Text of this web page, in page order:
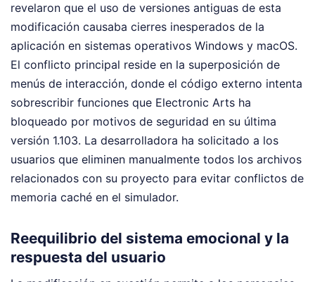
revelaron que el uso de versiones antiguas de esta
modificación causaba cierres inesperados de la
aplicación en sistemas operativos Windows y macOS.
El conflicto principal reside en la superposición de
menús de interacción, donde el código externo intenta
sobrescribir funciones que Electronic Arts ha
bloqueado por motivos de seguridad en su última
versión 1.103. La desarrolladora ha solicitado a los
usuarios que eliminen manualmente todos los archivos
relacionados con su proyecto para evitar conflictos de
memoria caché en el simulador.
Reequilibrio del sistema emocional y la
respuesta del usuario